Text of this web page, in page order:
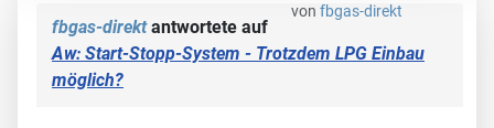
von fbgas-direkt
fbgas-direktantwortete auf
Aw: Start-Stopp-System - Trotzdem LPG Einbau
möglich?